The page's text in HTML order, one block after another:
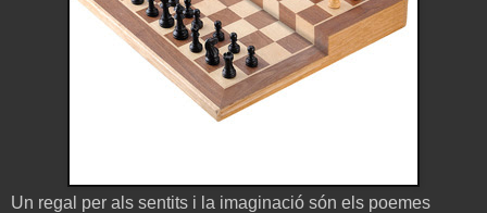
Un regal per als sentits i la imaginació són els poemes